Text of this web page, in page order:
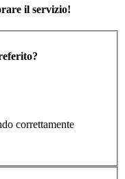
il servizio!
correttamente